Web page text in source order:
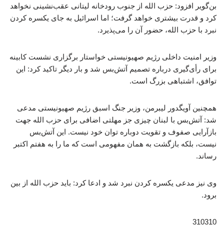
بن‌گویر افزود: حزب ‌الله از جنوب رودخانه لیتانی عقب‌نشینی نخواهد
کرد و قدرت بیشتری خواهد گرفت؛ اما اسرائیل به جای یکسره کردن
نبرد با حزب ‌الله، حضور آن را می‌پذیرد.
وزیر امنیت داخلی رژیم صهیونیستی خواستار برگزاری نشست کابینه
برای رأی‌گیری درباره تصمیم آتش‌بس شد و بار دیگر تاکید کرد: این
توافق، اشتباهی بزرگ است.
همچنین آویگدور لیبرمن، وزیر جنگ اسبق رژیم صهیونیستی مدعی
شد: آتش‌بس با لبنان چیزی جز مهلتی اضافی برای حزب ‌الله جهت
بازآرایی صفوف و تقویت دوباره توان خود نیست. این آتش‌بس
نیست، بلکه بازگشت به همان مفهومی است که ما را به هفتم اکتبر
رساند.
وی نیز مدعی یکسره‌ کردن نبرد شد و ادعا کرد: باید حزب ‌الله از بین
برود.
310310